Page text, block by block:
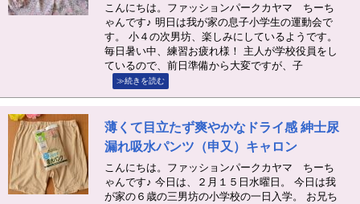
こんにちは。ファッションパークカヤマ ちーち
ゃんです♪ 明日は我が家の息子小学生の運動会で
す。 小４の次男坊、楽しみにしているようです。
毎日暑い中、練習お疲れ様！ 主人が学校役員をし
ているので、前日準備から大変ですが、子
≫続きを読む
薄くて目立たず爽やかなドライ感 紳士尿
漏れ吸水パンツ（申又）キャロン
こんにちは。ファッションパークカヤマ ちーち
ゃんです♪ 今日は、２月１５日水曜日。 今日は我
が家の６歳の三男坊の小学校の一日入学。 お兄ち